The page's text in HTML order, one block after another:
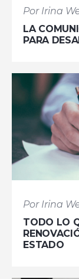
Por Irina
LA
PARA
Por Irina
TODO LO
ESTADO